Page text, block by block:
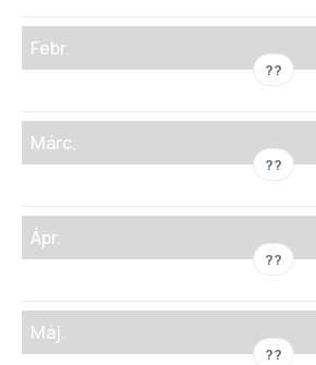
Febr.
??
Márc.
??
Ápr.
??
Máj.
??